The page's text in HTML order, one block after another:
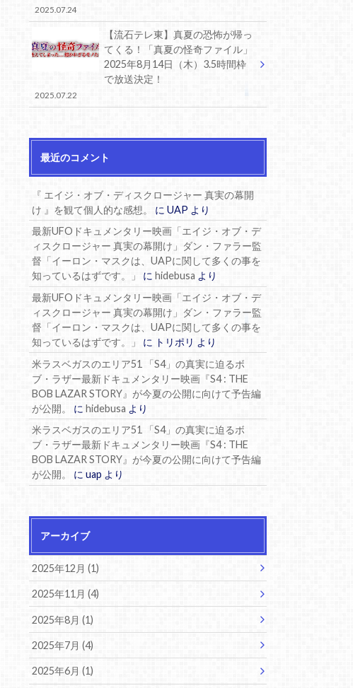
2025.07.24
【流石テレ東】真夏の恐怖が帰っ
てくる！「真夏の怪奇ファイル」
2025年8月14日（木）3.5時間枠
で放送決定！
2025.07.22
最近のコメント
『 エイジ・オブ・ディスクロージャー 真実の幕開
け 』を観て個人的な感想。
にUAP より
最新UFOドキュメンタリー映画「エイジ・オブ・デ
ィスクロージャー 真実の幕開け」ダン・ファラー監
督「イーロン・マスクは、UAPに関して多くの事を
知っているはずです。」
にhidebusa より
最新UFOドキュメンタリー映画「エイジ・オブ・デ
ィスクロージャー 真実の幕開け」ダン・ファラー監
督「イーロン・マスクは、UAPに関して多くの事を
知っているはずです。」
に トリポリ より
米ラスベガスのエリア51 「S4」の真実に迫るボ
ブ・ラザー最新ドキュメンタリー映画『S4 : THE
BOB LAZAR STORY』が今夏の公開に向けて予告編
が公開。
にhidebusa より
米ラスベガスのエリア51 「S4」の真実に迫るボ
ブ・ラザー最新ドキュメンタリー映画『S4 : THE
BOB LAZAR STORY』が今夏の公開に向けて予告編
が公開。
にuap より
アーカイブ
2025年12月 (1)
2025年11月 (4)
2025年8月 (1)
2025年7月 (4)
2025年6月 (1)